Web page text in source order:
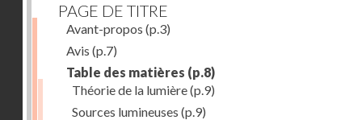
PAGE DE TITRE
Avant-propos (p.3)
Avis (p.7)
Table des matières (p.8)
Théorie de la lumière(p.9)
Sources lumineuses (p.9)